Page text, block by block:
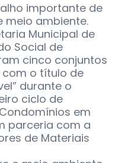
importante de
meio ambiente.
Municipal de
Social de
cinco conjuntos
com o título de
durante o
ciclo de
em
parceria com a
de Materiais